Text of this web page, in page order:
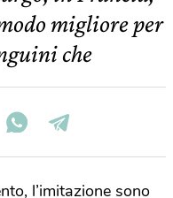
migliore per
che
l’imitazione sono